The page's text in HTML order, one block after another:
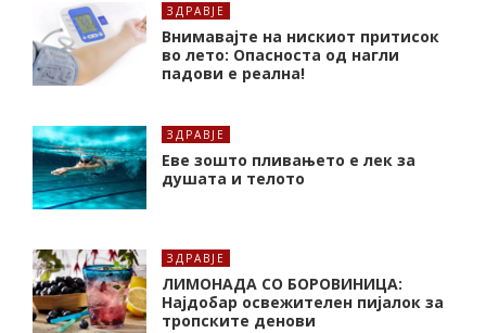
ЗДРАВЈЕ
Внимавајте на нискиот притисок
во лето: Опасноста од нагли
падови е реална!
ЗДРАВЈЕ
Еве зошто пливањето е лек за
душата и телото
ЗДРАВЈЕ
ЛИМОНАДА СО БОРОВИНИЦА:
Најдобар освежителен пијалок за
тропските денови